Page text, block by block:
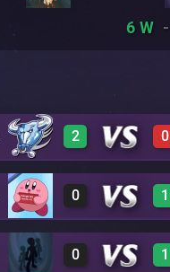
6
2 0
3 A22
0 1
0 B15
0 1